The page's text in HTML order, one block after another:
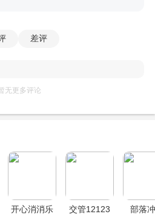
差评
无更多评论
开心消消乐 交管12123 部落